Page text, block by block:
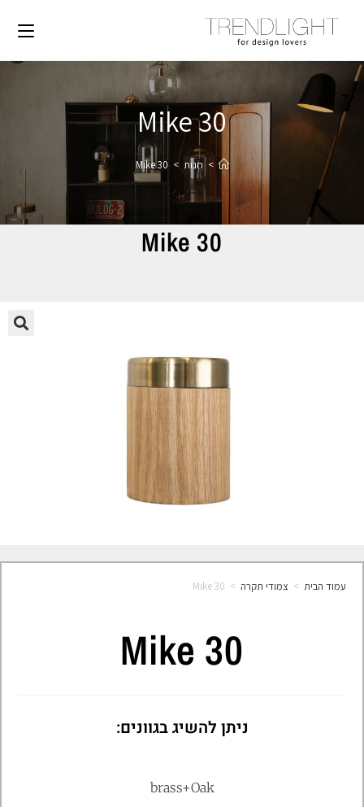
Mike 30
> חנות >
Mike 30
Mike 30
עמוד הבית > צמודי תקרה >
Mike 30
Mike 30
ניתן להשיג בגוונים:
brass+Oak